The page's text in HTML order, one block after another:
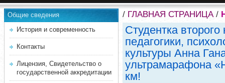
Общие сведения
История и современность
Контакты
Лицензия, Свидетельство о
государственной аккредитации
/ ГЛАВНАЯ СТРАНИЦА/
Студентка второго
педагогики,
культуры Анна
ультрамарафона
км!